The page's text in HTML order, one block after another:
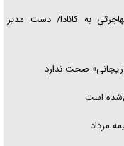
به کانادا/ دست مدیر
صحت ندارد
است